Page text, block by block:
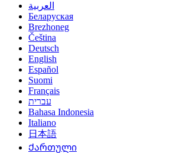
العربية
Беларуская
Brezhoneg
Čeština
Deutsch
English
Español
Suomi
Français
עברית
Bahasa Indonesia
Italiano
日本語
Ქართული